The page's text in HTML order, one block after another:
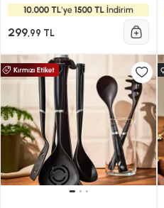
299,99 TL